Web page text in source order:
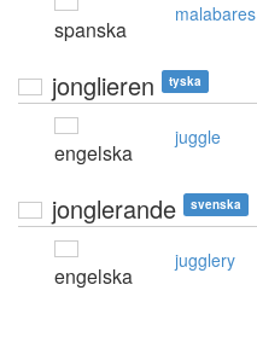
spanska
malabares
jonglieren tyska
engelska
juggle
jonglerande svenska
engelska
jugglery